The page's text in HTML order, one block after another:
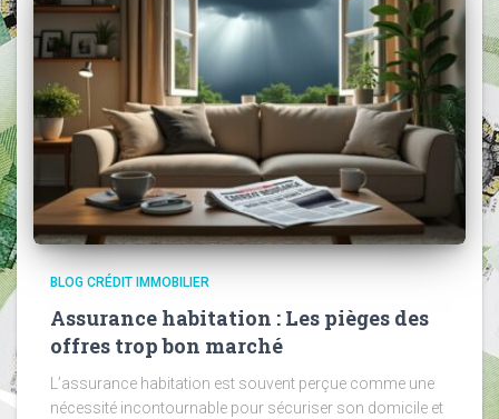
BLOG CRÉDIT IMMOBILIER
Assurance habitation : Les pièges des
offres trop bon marché
L’assurance habitation est souvent perçue comme une
nécessité incontournable pour sécuriser son domicile et